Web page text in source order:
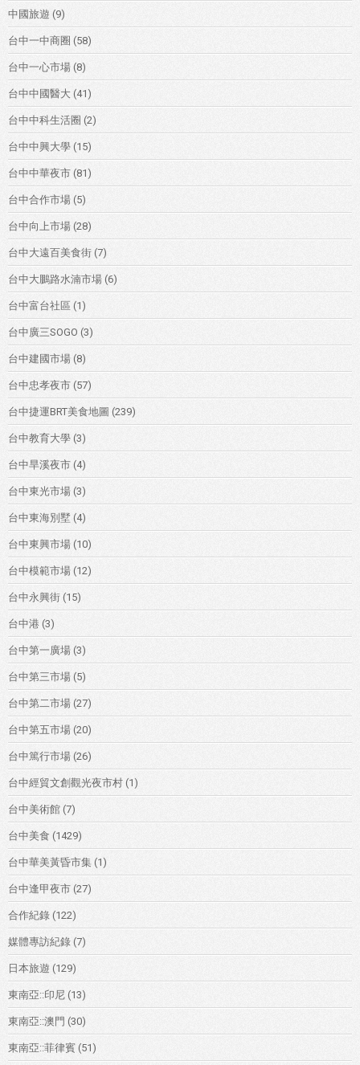
中國旅遊 (9)
台中一中商圈 (58)
台中一心市場 (8)
台中中國醫大 (41)
台中中科生活圈 (2)
台中中興大學 (15)
台中中華夜市 (81)
台中合作市場 (5)
台中向上市場 (28)
台中大遠百美食街 (7)
台中大鵬路水湳市場 (6)
台中富台社區 (1)
台中廣三SOGO (3)
台中建國市場 (8)
台中忠孝夜市 (57)
台中捷運BRT美食地圖 (239)
台中教育大學 (3)
台中旱溪夜市 (4)
台中東光市場 (3)
台中東海別墅 (4)
台中東興市場 (10)
台中模範市場 (12)
台中永興街 (15)
台中港 (3)
台中第一廣場 (3)
台中第三市場 (5)
台中第二市場 (27)
台中第五市場 (20)
台中篤行市場 (26)
台中經貿文創觀光夜市村 (1)
台中美術館 (7)
台中美食 (1429)
台中華美黃昏市集 (1)
台中逢甲夜市 (27)
合作紀錄 (122)
媒體專訪紀錄 (7)
日本旅遊 (129)
東南亞::印尼 (13)
東南亞::澳門 (30)
東南亞::菲律賓 (51)